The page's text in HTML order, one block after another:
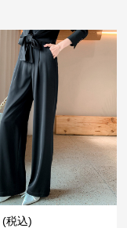
(税込)